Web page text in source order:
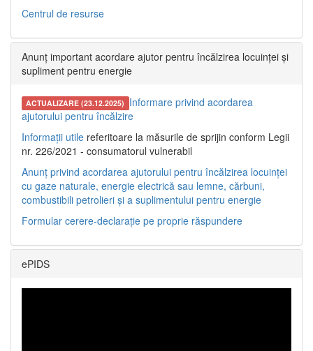
Centrul de resurse
Anunț important acordare ajutor pentru încălzirea locuinței și
supliment pentru energie
ACTUALIZARE (23.12.2025) Informare privind acordarea
ajutorului pentru încălzire
Informații utile referitoare la măsurile de sprijin conform Legii
nr. 226/2021 - consumatorul vulnerabil
Anunț privind acordarea ajutorului pentru încălzirea locuinței
cu gaze naturale, energie electrică sau lemne, cărbuni,
combustibili petrolieri și a suplimentului pentru energie
Formular cerere-declarație pe proprie răspundere
ePIDS